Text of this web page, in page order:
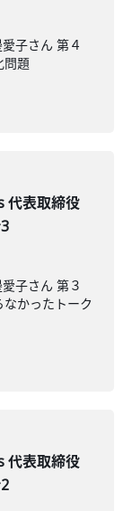
子さん 第４
問題
代表取締役
子さん 第３
かったトーク
代表取締役